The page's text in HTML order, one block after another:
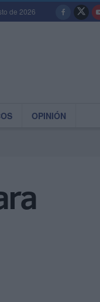
de 2026
OPINIÓN